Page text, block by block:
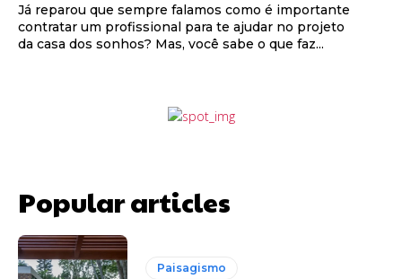
Já reparou que sempre falamos como é importante
contratar um profissional para te ajudar no projeto
da casa dos sonhos? Mas, você sabe o que faz...
Popular articles
Paisagismo